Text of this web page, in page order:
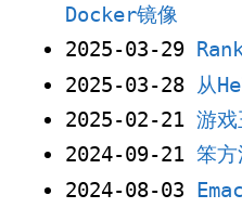
Docker镜像
2025-03-29
2025-03-28 从
2025-02-21 游
2024-09-21 笨
2024-08-03